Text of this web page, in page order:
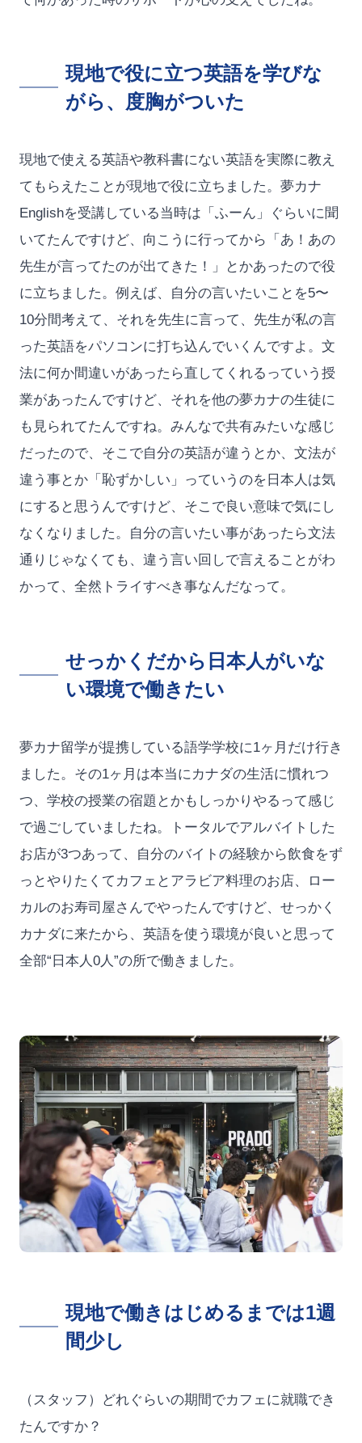
現地で役に立つ英語を学びな
がら、度胸がついた
現地で使える英語や教科書にない英語を実際に教え
てもらえたことが現地で役に立ちました。夢カナ
Englishを受講している当時は「ふーん」ぐらいに聞
いてたんですけど、向こうに行ってから「あ！あの
先生が言ってたのが出てきた！」とかあったので役
に立ちました。例えば、自分の言いたいことを5〜
10分間考えて、それを先生に言って、先生が私の言
った英語をパソコンに打ち込んでいくんですよ。文
法に何か間違いがあったら直してくれるっていう授
業があったんですけど、それを他の夢カナの生徒に
も見られてたんですね。みんなで共有みたいな感じ
だったので、そこで自分の英語が違うとか、文法が
違う事とか「恥ずかしい」っていうのを日本人は気
にすると思うんですけど、そこで良い意味で気にし
なくなりました。自分の言いたい事があったら文法
通りじゃなくても、違う言い回しで言えることがわ
かって、全然トライすべき事なんだなって。
せっかくだから日本人がいな
い環境で働きたい
夢カナ留学が提携している語学学校に1ヶ月だけ行き
ました。その1ヶ月は本当にカナダの生活に慣れつ
つ、学校の授業の宿題とかもしっかりやるって感じ
で過ごしていましたね。トータルでアルバイトした
お店が3つあって、自分のバイトの経験から飲食をず
っとやりたくてカフェとアラビア料理のお店、ロー
カルのお寿司屋さんでやったんですけど、せっかく
カナダに来たから、英語を使う環境が良いと思って
全部“日本人0人”の所で働きました。
現地で働きはじめるまでは1週
間少し
（スタッフ）どれぐらいの期間でカフェに就職でき
たんですか？